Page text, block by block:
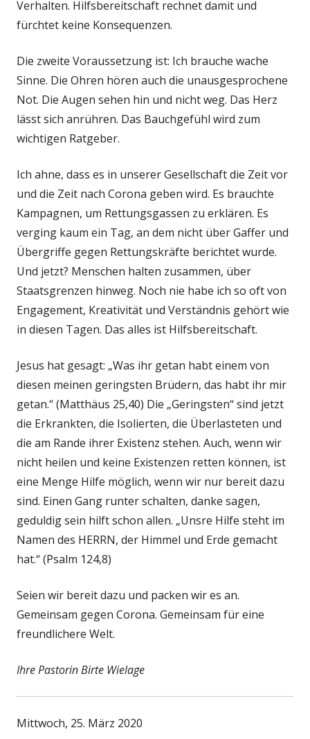
Verhalten. Hilfsbereitschaft rechnet damit und
fürchtet keine Konsequenzen.
Die zweite Voraussetzung ist: Ich brauche wache
Sinne. Die Ohren hören auch die unausgesprochene
Not. Die Augen sehen hin und nicht weg. Das Herz
lässt sich anrühren. Das Bauchgefühl wird zum
wichtigen Ratgeber.
Ich ahne, dass es in unserer Gesellschaft die Zeit vor
und die Zeit nach Corona geben wird. Es brauchte
Kampagnen, um Rettungsgassen zu erklären. Es
verging kaum ein Tag, an dem nicht über Gaffer und
Übergriffe gegen Rettungskräfte berichtet wurde.
Und jetzt? Menschen halten zusammen, über
Staatsgrenzen hinweg. Noch nie habe ich so oft von
Engagement, Kreativität und Verständnis gehört wie
in diesen Tagen. Das alles ist Hilfsbereitschaft.
Jesus hat gesagt: „Was ihr getan habt einem von
diesen meinen geringsten Brüdern, das habt ihr mir
getan.“ (Matthäus 25,40) Die „Geringsten“ sind jetzt
die Erkrankten, die Isolierten, die Überlasteten und
die am Rande ihrer Existenz stehen. Auch, wenn wir
nicht heilen und keine Existenzen retten können, ist
eine Menge Hilfe möglich, wenn wir nur bereit dazu
sind. Einen Gang runter schalten, danke sagen,
geduldig sein hilft schon allen. „Unsre Hilfe steht im
Namen des HERRN, der Himmel und Erde gemacht
hat.“ (Psalm 124,8)
Seien wir bereit dazu und packen wir es an.
Gemeinsam gegen Corona. Gemeinsam für eine
freundlichere Welt.
Ihre Pastorin Birte Wielage
Mittwoch, 25. März 2020